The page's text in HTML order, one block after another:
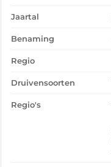
Jaartal
Benaming
Regio
Druivensoorten
Regio's